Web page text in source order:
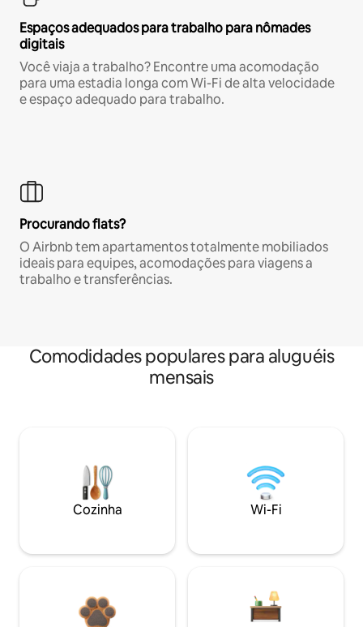
Espaços adequados para trabalho para nômades
digitais
Você viaja a trabalho? Encontre uma acomodação
para uma estadia longa com Wi-Fi de alta velocidade
e espaço adequado para trabalho.
Procurando flats?
O Airbnb tem apartamentos totalmente mobiliados
ideais para equipes, acomodações para viagens a
trabalho e transferências.
Comodidades populares para aluguéis
mensais
Cozinha Wi-Fi